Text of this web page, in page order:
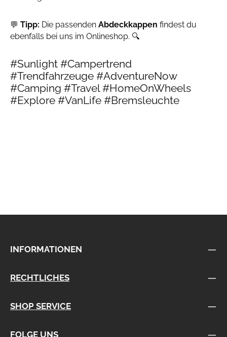
💬 Tipp: Die passenden Abdeckkappen findest du
ebenfalls bei uns im Onlineshop. 🔍
#Sunlight #Campertrend
#Trendfahrzeuge #AdventureNow
#Camping #Travel #HomeOnWheels
#Explore #VanLife #Bremsleuchte
INFORMATIONEN
RECHTLICHES
SHOP SERVICE
FOLGE UNS